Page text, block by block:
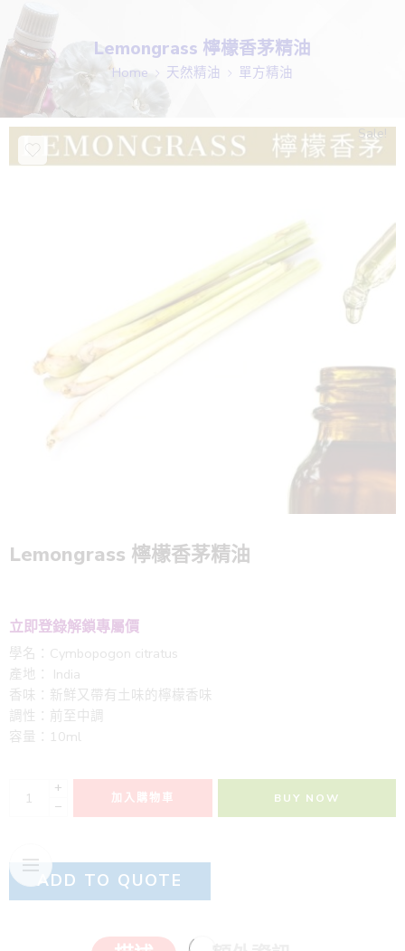
Lemongrass 檸檬香茅精油
Home 天然精油 單方精油
Sale!
Lemongrass 檸檬香茅精油
立即登錄解鎖專屬價
學名：Cymbopogon citratus
產地： India
香味：新鮮又帶有土味的檸檬香味
調性：前至中調
容量：10ml
+
−
加入購物車 BUY NOW
ADD TO QUOTE